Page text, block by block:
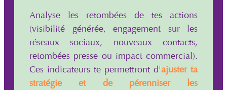
Analyse les retombées de tes actions
(visibilité générée, engagement sur les
réseaux sociaux, nouveaux contacts,
retombées presse ou impact commercial).
Ces indicateurs te permettront d'ajuster ta
stratégie et de pérenniser les